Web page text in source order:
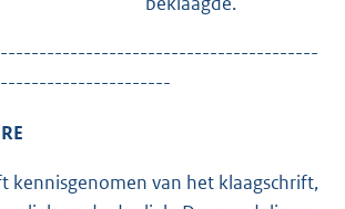
kennisgenomen van het klaagschrift,